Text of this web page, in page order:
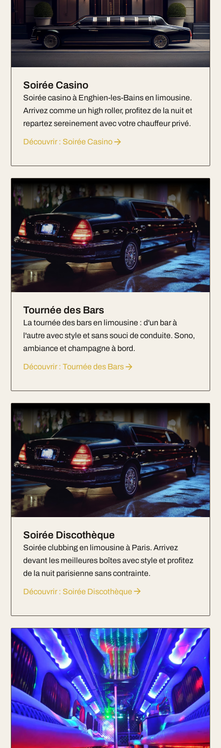
Soirée Casino
Soirée casino à Enghien-les-Bains en limousine.
Arrivez comme un high roller, profitez de la nuit et
repartez sereinement avec votre chauffeur privé.
Découvrir : Soirée Casino
Tournée des Bars
La tournée des bars en limousine : d'un bar à
l'autre avec style et sans souci de conduite. Sono,
ambiance et champagne à bord.
Découvrir : Tournée des Bars
Soirée Discothèque
Soirée clubbing en limousine à Paris. Arrivez
devant les meilleures boîtes avec style et profitez
de la nuit parisienne sans contrainte.
Découvrir : Soirée Discothèque